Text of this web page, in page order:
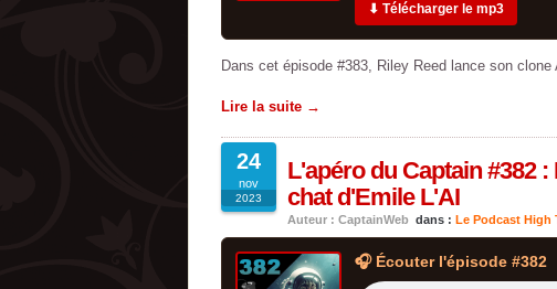
⬇ Télécharger le mp3
Dans cet épisode #383, Riley Reed lance son clone
Lire la suite →
24
nov
2023
L'apéro du Captain #382
chat d'Emile L'AI
Auteur : CaptainWeb dans : Le Podcast High
🎧 Écouter l'épisode #382